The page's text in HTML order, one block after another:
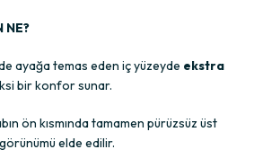
NE?
ayağa temas eden iç yüzeyde ekstra
bir konfor sunar.
ön kısmında tamamen pürüzsüz üst
görünümü elde edilir.